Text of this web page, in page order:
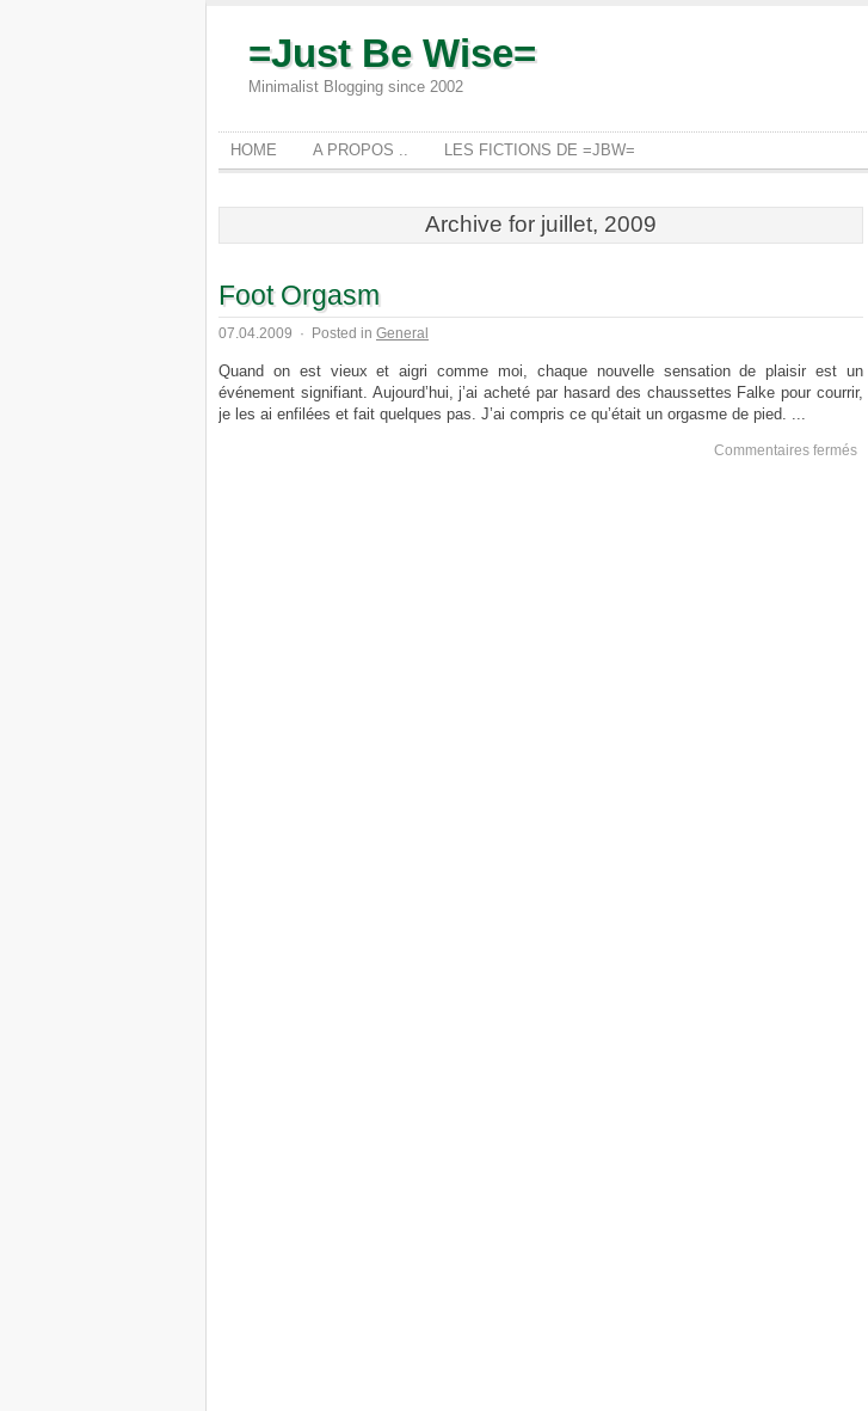
=Just Be Wise=
Minimalist Blogging since 2002
HOME A PROPOS .. LES FICTIONS DE =JBW=
Archive for juillet, 2009
Foot Orgasm
07.04.2009 · Posted in General
Quand on est vieux et aigri comme moi, chaque nouvelle sensation de plaisir est un
événement signifiant. Aujourd’hui, j’ai acheté par hasard des chaussettes Falke pour courrir,
je les ai enfilées et fait quelques pas. J’ai compris ce qu’était un orgasme de pied. ...
Commentaires fermés